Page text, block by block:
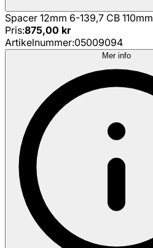
Spacer 12mm 6-139,7 CB 110mm
Pris:875,00 kr
Artikelnummer:05009094
Mer info